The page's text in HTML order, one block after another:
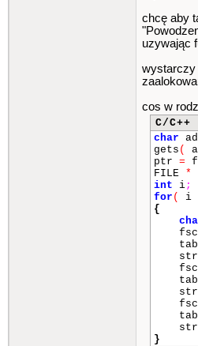
chcę aby
uzywając
wystarczy
cos w
C/C++
char
gets (
ptr =
FILE *
int i;
for ( i
{
tab
tab
tab
}